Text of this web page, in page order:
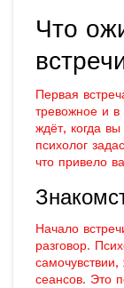
Что
Первая
тревожное и в
ждёт, когда
психолог
что привело
Начало
разговор.
сеансов. Это